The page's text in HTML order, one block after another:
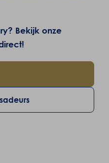
Bekijk onze